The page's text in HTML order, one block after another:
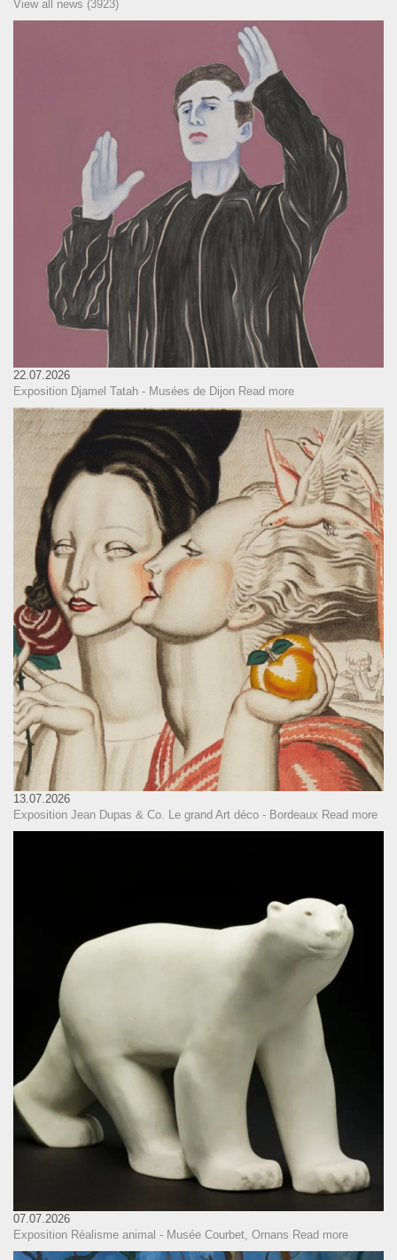
View all news (3923)
22.07.2026
Exposition Djamel Tatah - Musées de Dijon Read more
13.07.2026
Exposition Jean Dupas & Co. Le grand Art déco - Bordeaux Read more
07.07.2026
Exposition Réalisme animal - Musée Courbet, Ornans Read more